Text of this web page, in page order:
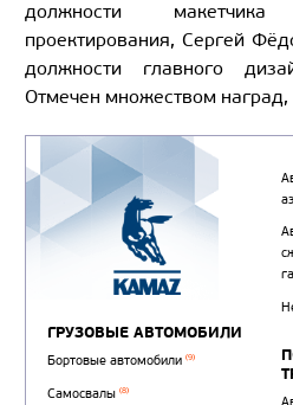
должности макетчика
проектирования, Сергей
должности главного
Отмечен множеством наград,